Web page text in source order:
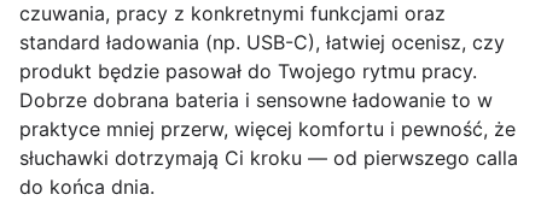
czuwania, pracy z konkretnymi funkcjami oraz
standard ładowania (np. USB-C), łatwiej ocenisz, czy
produkt będzie pasował do Twojego rytmu pracy.
Dobrze dobrana bateria i sensowne ładowanie to w
praktyce mniej przerw, więcej komfortu i pewność, że
słuchawki dotrzymają Ci kroku — od pierwszego calla
do końca dnia.